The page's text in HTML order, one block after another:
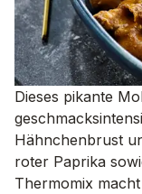
Dieses pikante
Hähnchenbrust
roter Paprika
Thermomix